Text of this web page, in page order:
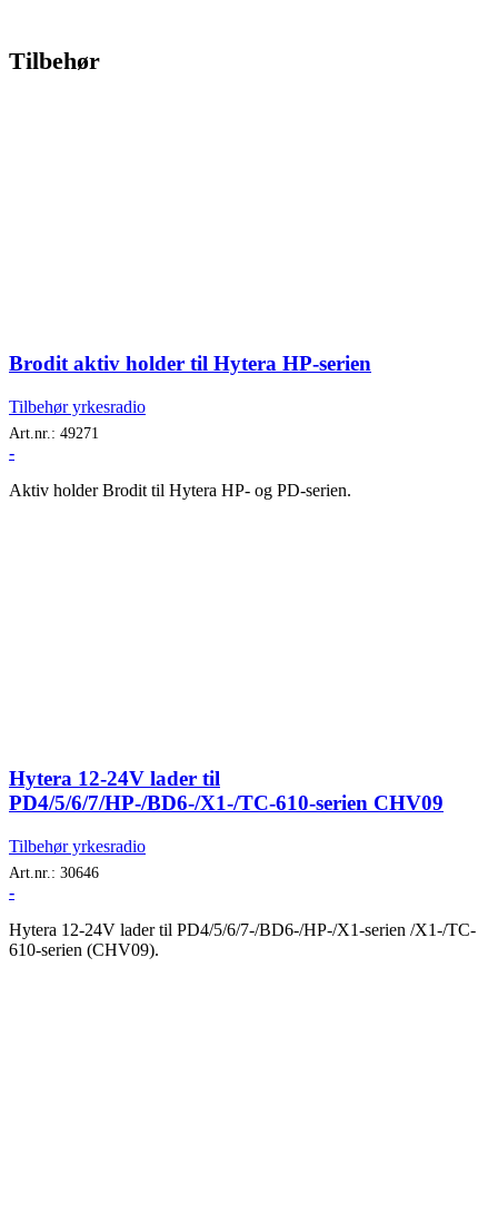
Tilbehør
Brodit aktiv holder til Hytera HP-serien
Tilbehør yrkesradio
Art.nr.: 49271
-
Aktiv holder Brodit til Hytera HP- og PD-serien.
Hytera 12-24V lader til
PD4/5/6/7/HP-/BD6-/X1-/TC-610-serien CHV09
Tilbehør yrkesradio
Art.nr.: 30646
-
Hytera 12-24V lader til PD4/5/6/7-/BD6-/HP-/X1-serien /X1-/TC-
610-serien (CHV09).